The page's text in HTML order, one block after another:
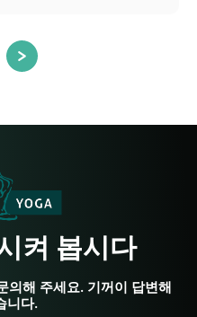
켜 봅시다
의해 주세요. 기꺼이 답변해
니다.